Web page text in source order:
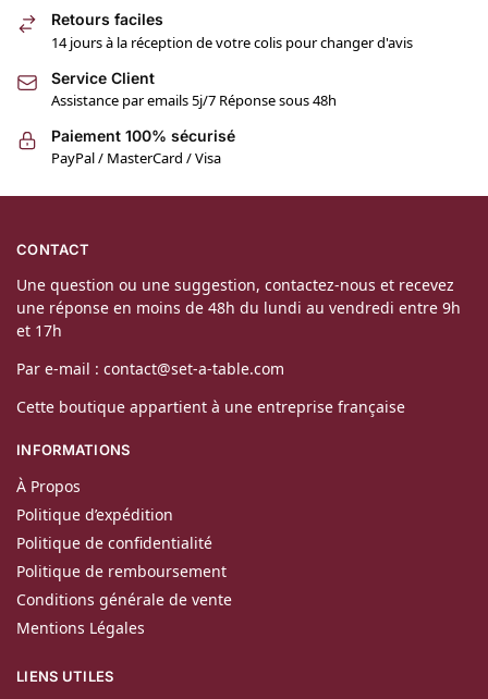
Retours faciles
14 jours à la réception de votre colis pour changer d'avis
Service Client
Assistance par emails 5j/7 Réponse sous 48h
Paiement 100% sécurisé
PayPal / MasterCard / Visa
CONTACT
Une question ou une suggestion, contactez-nous et recevez
une réponse en moins de 48h du lundi au vendredi entre 9h
et 17h
Par e-mail : contact@set-a-table.com
Cette boutique appartient à une entreprise française
INFORMATIONS
À Propos
Politique d’expédition
Politique de confidentialité
Politique de remboursement
Conditions générale de vente
Mentions Légales
LIENS UTILES